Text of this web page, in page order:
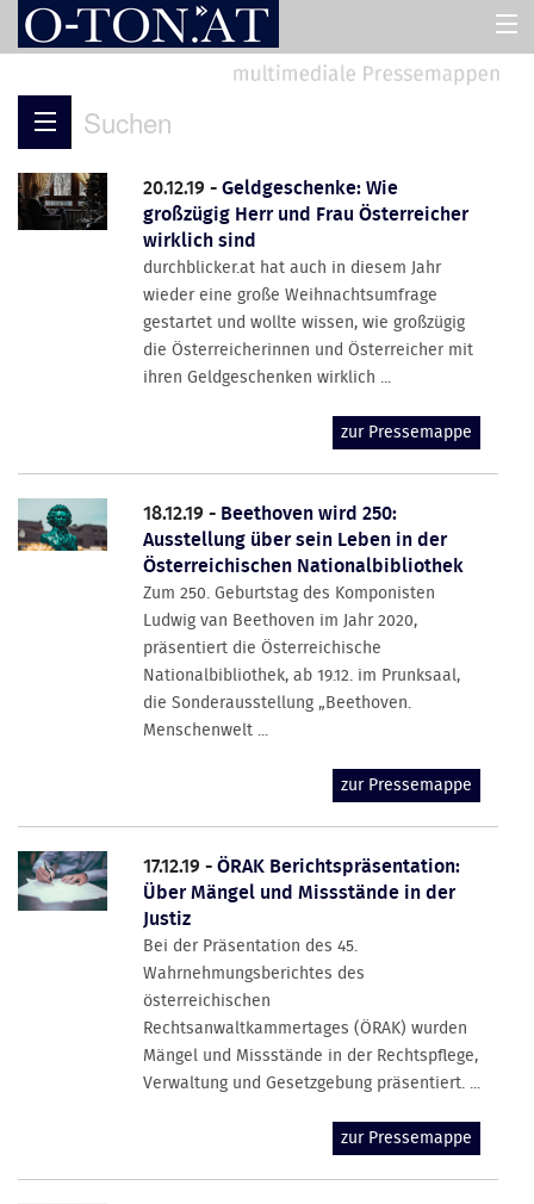
ASSISTENT
Suchen
20.12.19 -Geldgeschenke: Wie
großzügig Herr und Frau Österreicher
wirklich sind
durchblicker.at hat auch in diesem Jahr
wieder eine große Weihnachtsumfrage
gestartet und wollte wissen, wie großzügig
die Österreicherinnen und Österreicher mit
ihren Geldgeschenken wirklich ...
zur Pressemappe
18.12.19 - Beethoven wird 250:
Ausstellung über sein Leben in der
Österreichischen Nationalbibliothek
Zum 250. Geburtstag des Komponisten
Ludwig van Beethoven im Jahr 2020,
präsentiert die Österreichische
Nationalbibliothek, ab 19.12. im Prunksaal,
die Sonderausstellung „Beethoven.
Menschenwelt ...
zur Pressemappe
17.12.19 -ÖRAK Berichtspräsentation:
Über Mängel und Missstände in der
Justiz
Bei der Präsentation des 45.
Wahrnehmungsberichtes des
österreichischen
Rechtsanwaltkammertages (ÖRAK) wurden
Mängel und Missstände in der Rechtspflege,
Verwaltung und Gesetzgebung präsentiert. ...
zur Pressemappe